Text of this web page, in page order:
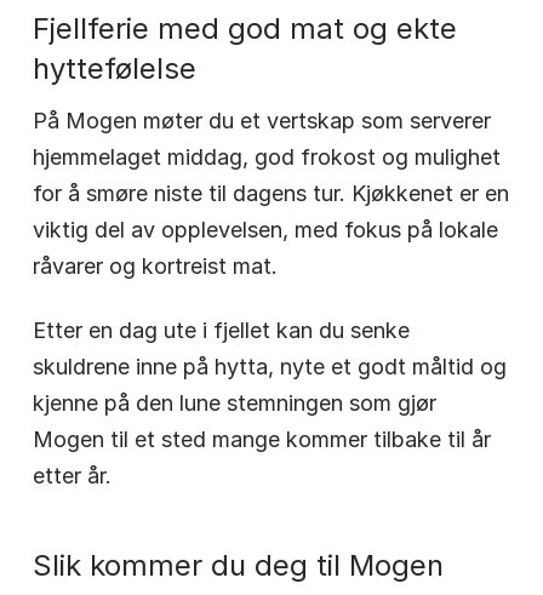
Fjellferie med god mat og ekte
hyttefølelse
På Mogen møter du et vertskap som serverer
hjemmelaget middag, god frokost og mulighet
for å smøre niste til dagens tur. Kjøkkenet er en
viktig del av opplevelsen, med fokus på lokale
råvarer og kortreist mat.
Etter en dag ute i fjellet kan du senke
skuldrene inne på hytta, nyte et godt måltid og
kjenne på den lune stemningen som gjør
Mogen til et sted mange kommer tilbake til år
etter år.
Slik kommer du deg til Mogen